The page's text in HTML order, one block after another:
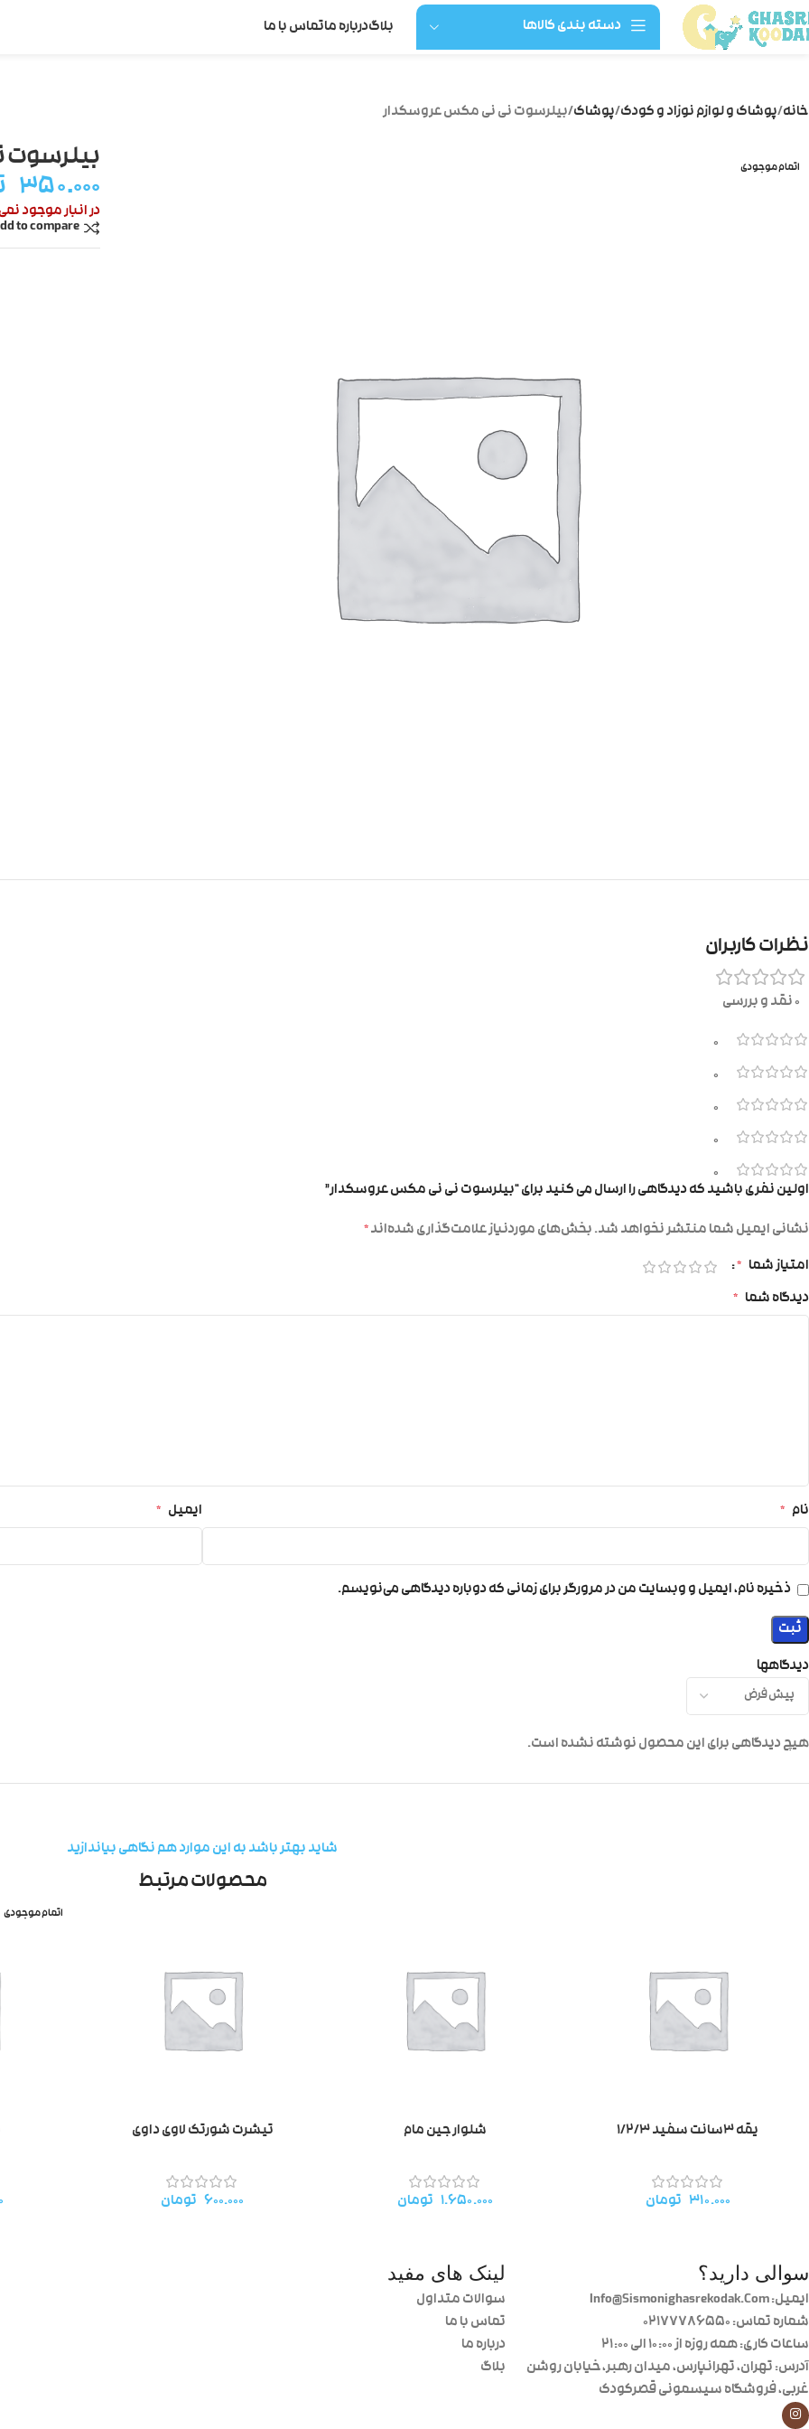
دسته بندی کالاها بلاگدرباره ماتماس با ما
خانه پوشاک و لوازم نوزاد و کودک پوشاک بیلرسوت نی نی مکس عروسکدار
اتمام موجودی
بیلرسوت
۳۵۰.۰۰۰
در انبار موجود
to compare
نظرات کاربران
0 نقد و بررسی
0
0
0
0
0
دیدگاهها
هیچ دیدگاهی برای این محصول نوشته نشده است.
اولین نفری باشید که دیدگاهی را ارسال می کنید برای “بیلرسوت نی نی مکس عروسکدار”
نشانی ایمیل شما منتشر نخواهد شد.بخش‌های موردنیاز علامت‌گذاری شده‌اند*
امتیاز شما *
دیدگاه شما *
نام * ایمیل *
ذخیره نام، ایمیل و وبسایت من در مرورگر برای زمانی که دوباره دیدگاهی می‌نویسم.
شاید بهتر باشد به این موارد هم نگاهی بیاندازید
محصولات مرتبط
یقه ۳سانت سفید ۱/۲/۳
۳۱۰.۰۰۰ تومان
شلوار جین مام
۱.۶۵۰.۰۰۰ تومان
تیشرت شورتک لاوی داوی
۶۰۰.۰۰۰ تومان
اتمام موجودی
سوالی دارید؟
ایمیل: Info@Sismonighasrekodak.Com
شماره تماس: 02177786550
ساعات کاری: همه روزه از ۱۰:۰۰ الی ۲۱:۰۰
آدرس: تهران، تهرانپارس، میدان رهبر، خیابان روشن
غربی، فروشگاه سیسمونی قصرکودک
لینک های مفید
سوالات متداول
تماس با ما
درباره ما
بلاگ